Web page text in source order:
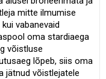
mitte ilmumise
vabanevaid
oma stardiaega
võistluse
lõpeb, siis oma
jätnud võistlejatele